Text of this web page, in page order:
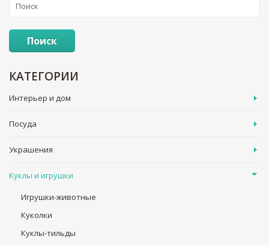
Поиск
КАТЕГОРИИ
Интерьер и дом
Посуда
Украшения
Куклы и игрушки
Игрушки-животные
Куколки
Куклы-тильды